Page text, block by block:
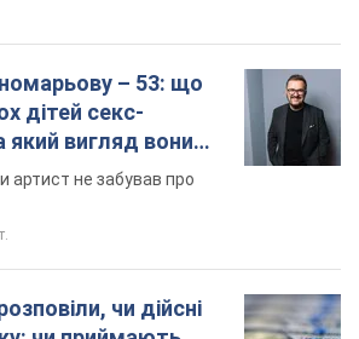
– 53: що
дітей секс-
який вигляд вони
артист не забував про
чи дійсні